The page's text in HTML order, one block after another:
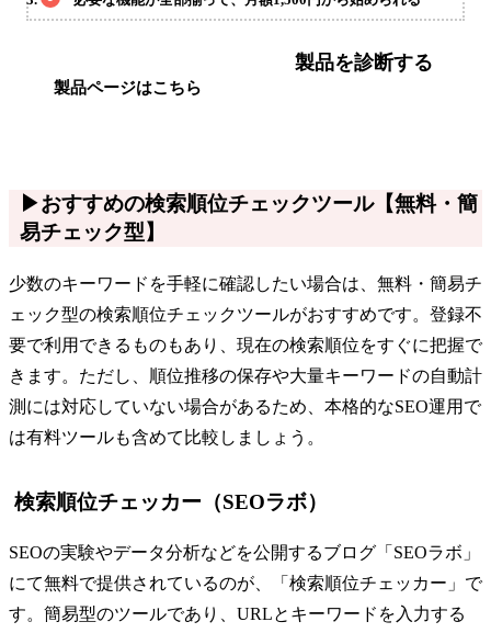
製品ページはこちら
製品を診断する
▶おすすめの検索順位チェックツール【無料・簡
易チェック型】
少数のキーワードを手軽に確認したい場合は、無料・簡易チ
ェック型の検索順位チェックツールがおすすめです。登録不
要で利用できるものもあり、現在の検索順位をすぐに把握で
きます。ただし、順位推移の保存や大量キーワードの自動計
測には対応していない場合があるため、本格的なSEO運用で
は有料ツールも含めて比較しましょう。
検索順位チェッカー（SEOラボ）
SEOの実験やデータ分析などを公開するブログ「SEOラボ」
にて無料で提供されているのが、「検索順位チェッカー」で
す。簡易型のツールであり、URLとキーワードを入力する